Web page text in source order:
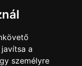
a
személyre